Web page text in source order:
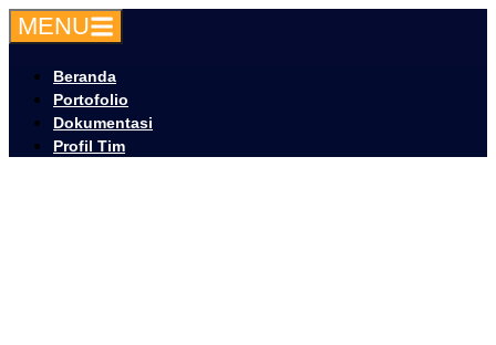
MENU
Beranda
Portofolio
Dokumentasi
Profil Tim